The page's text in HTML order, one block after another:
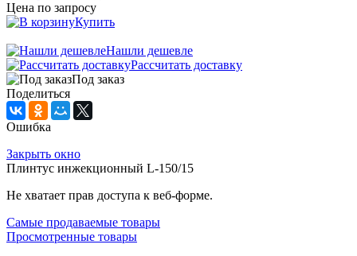
Цена по запросу
Купить
Нашли дешевле
Рассчитать доставку
Под заказ
Поделиться
Ошибка
Закрыть окно
Плинтус инжекционный L-150/15
Не хватает прав доступа к веб-форме.
Самые продаваемые товары
Просмотренные товары